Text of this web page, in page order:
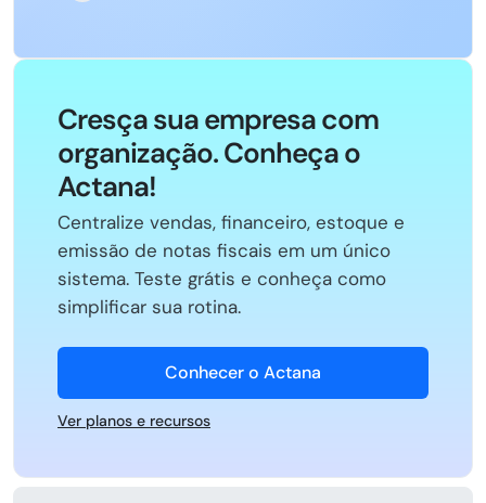
Cresça sua empresa com
organização. Conheça o
Actana!
Centralize vendas, financeiro, estoque e
emissão de notas fiscais em um único
sistema. Teste grátis e conheça como
simplificar sua rotina.
Conhecer o Actana
Ver planos e recursos